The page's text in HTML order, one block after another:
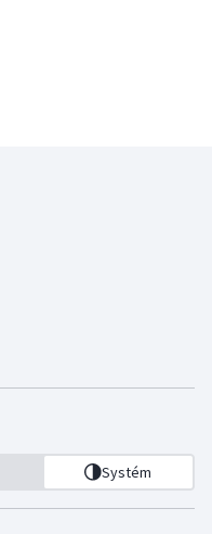
Systém